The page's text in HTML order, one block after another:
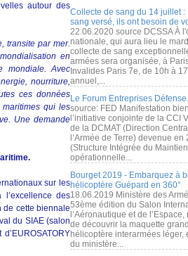
autour des
transite par mer.
en
mondiale. Avec
nourriture,
ces données
qui les
Une demande
sur les
des
de cette biennale
du SIAE (salon
Collecte de sang du 14 juillet
sang versé, ils ont besoin de
22.06.2020 source DCSSA À
nationale, qui aura lieu le
collecte de sang
armées sera organisée, à
Invalides Paris 7e, de 10h à
annuel,...
Le Forum Entreprises
source: FED Manifestation
l’initiative conjointe de la CCI
de la DCMAT (Direction
l’Armée de Terre) devenue en
(Structure Intégrée du
opérationnelle...
Bourget 2019 - Embarquez à
hélicoptère Guépard en 360°
18.06.2019 Ministère des
53ème édition du Salon
l’Aéronautique et de
de découvrir la maquette
hélicoptère interarmées léger,
du ministère...